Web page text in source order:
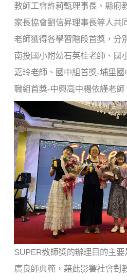
教師工會許莉甄理事長、縣府
家長協會劉信昇理事長等人共
老師獲得各學習階段首獎，分
南投國小附幼石英桂老師、國
嘉玲老師、國中組首獎-埔里
職組首獎-中興高中楊依謹老師
SUPER教師獎的辦理目的主
廣良師典範，藉此影響社會對